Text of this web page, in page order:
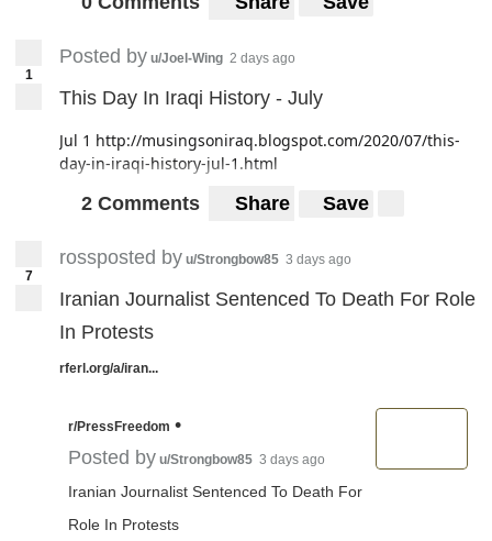
1
Posted by u/Joel-Wing 2 days ago
This Day In Iraqi History - July
Jul 1 http://musingsoniraq.blogspot.com/2020/07/this-
day-in-iraqi-history-jul-1.html
2 Comments Share Save
7
rossposted by u/Strongbow85 3 days ago
Iranian Journalist Sentenced To Death For Role
In Protests
rferl.org/a/iran...
r/PressFreedom •
Posted by u/Strongbow85 3 days ago
Iranian Journalist Sentenced To Death For
Role In Protests